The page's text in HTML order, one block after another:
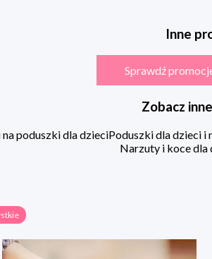
Inne
Sprawdź
Zobacz
poduszki dla dzieciPoduszki dla dzieci i
Narzuty i koce dla